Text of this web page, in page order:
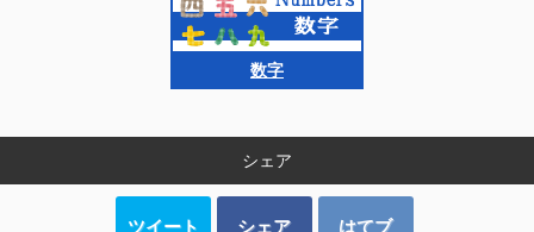
数字
シェア
ツイート シェア はてブ